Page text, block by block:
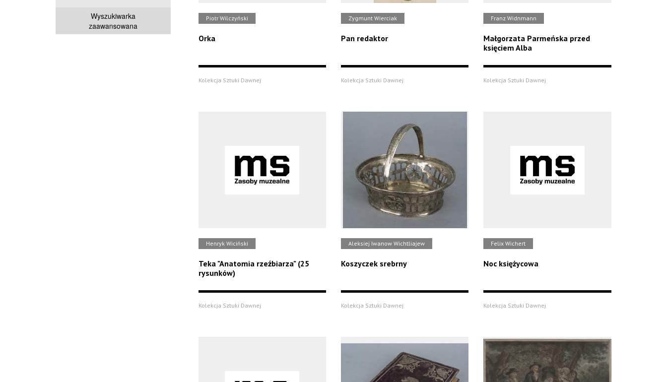
Wyszukiwarka
zaawansowana
Piotr Wilczyński
Orka
Kolekcja Sztuki Dawnej
Zygmunt Wierciak
Pan redaktor
Kolekcja Sztuki Dawnej
Franz Widnmann
Małgorzata Parmeńska przed
księciem Alba
Kolekcja Sztuki Dawnej
Henryk Wiciński
Teka "Anatomia rzeźbiarza" (25
rysunków)
Kolekcja Sztuki Dawnej
Aleksiej Iwanow Wichtliajew
Koszyczek srebrny
Kolekcja Sztuki Dawnej
Felix Wichert
Noc księżycowa
Kolekcja Sztuki Dawnej